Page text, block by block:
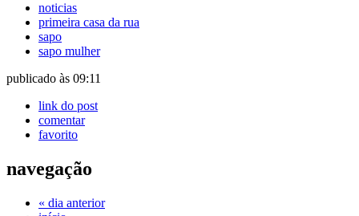
noticias
primeira casa da rua
sapo
sapo mulher
publicado às 09:11
link do post
comentar
favorito
navegação
« dia anterior